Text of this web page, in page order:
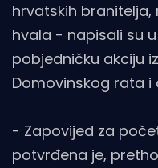
hrvatskih branitelja,
hvala - napisali su
pobjedničku akciju
Domovinskog rata i
- Zapovijed za
potvrđena je,